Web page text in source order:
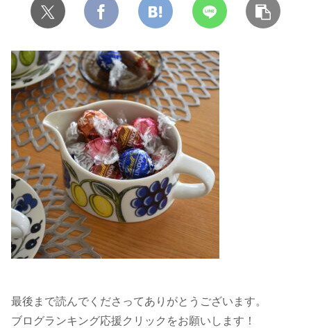
最後まで読んでくださってありがとうございます。
ブログランキング応援クリックをお願いします！